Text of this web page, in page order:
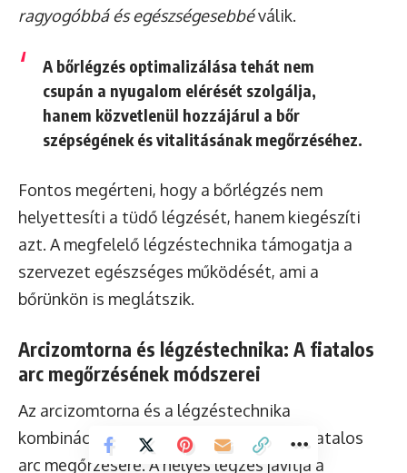
ragyogóbbá és egészségesebbéválik.
A bőrlégzés optimalizálása tehát nem
csupán a nyugalom elérését szolgálja,
hanem közvetlenül hozzájárul a bőr
szépségének és vitalitásának megőrzéséhez.
Fontos megérteni, hogy a bőrlégzés nem
helyettesíti a tüdő légzését, hanem kiegészíti
azt. A megfelelő légzéstechnika támogatja a
szervezet egészséges működését, ami a
bőrünkön is meglátszik.
Arcizomtorna és légzéstechnika: A fiatalos
arc megőrzésének módszerei
Az arcizomtorna és a légzéstechnika
kombinációja egy hatékony módszer a fiatalos
arc megőrzésére. A helyes légzés javítja a